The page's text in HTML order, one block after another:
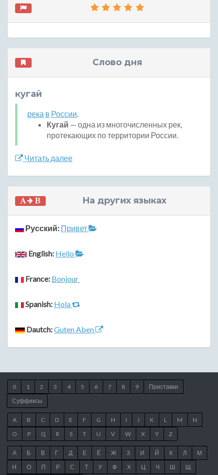
Слово дня
кугай
река в России.
Кугай — одна из многочисленных рек,
протекающих по территории России.
Читать далее
На других языках
Русский: Привет
English: Hello
France: Bonjour
Spanish: Hola
Dautch:Guten Aben
0 1 2 3 4 5 6 7 8 9
Приставки
Суффиксы
A B C D E F G H I J K L M
N
O
P Q R S T U V W X Y Z
А Б В Г Д Е Ё Ж З И Й К Л
М
Н
О П Р С Т У Ф Х Ц Ч Ш Щ